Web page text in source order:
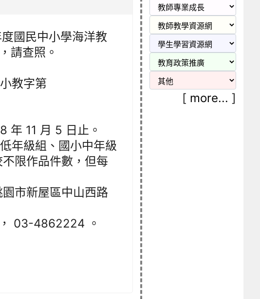
國民中小學海洋教
請查照。
教字第
年 11 月 5 日止。
年級組、國小中年級
限作品件數，但每
市新屋區中山西路
03-4862224 。
[ more... ]